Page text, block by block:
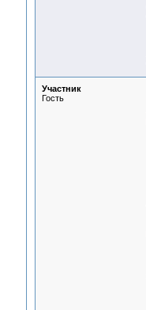
Участник
Гость